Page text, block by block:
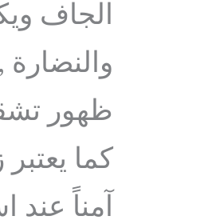
الجاف
ظهور
كما
آمناً عند